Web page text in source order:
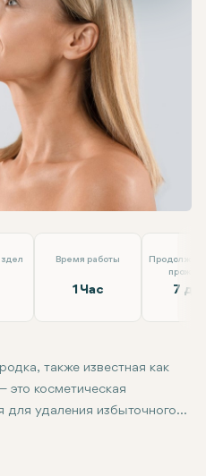
Электронная почта
Время работы
1 Час 7
также известная как
это косметическая
для удаления избыточного
линии челюсти. Она
проводится под местной
делаются под подбородком
становятся видны